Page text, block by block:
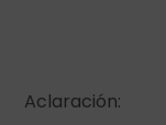
Aclaración: